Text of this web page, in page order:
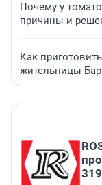
Почему у
причины и
Как
жительницы